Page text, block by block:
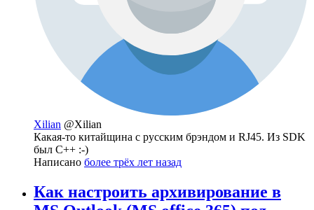
Xilian @Xilian
Какая-то китайщина с русским брэндом и RJ45. Из SDK
был C++ :-)
Написано более трёх лет назад
Как настроить архивирование в